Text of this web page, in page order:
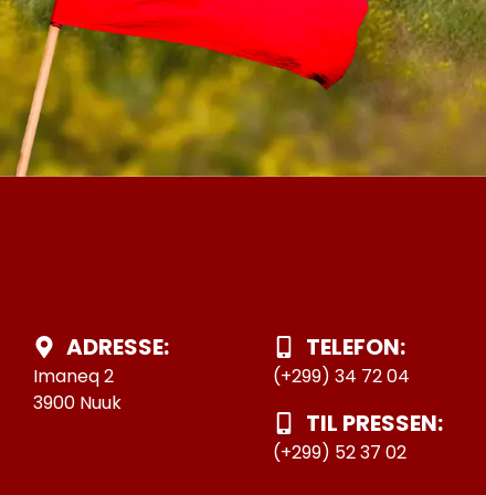
ADRESSE:
Imaneq 2
3900 Nuuk
TELEFON:
(+299) 34 72 04
TIL PRESSEN:
(+299) 52 37 02